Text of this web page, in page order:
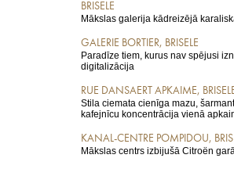
BRISELE
Mākslas galerija kādreizējā
GALERIE BORTIER, BRISELE
Paradīze tiem, kurus nav spējusi
digitalizācija
RUE DANSAERT APKAIME,
Stila ciemata cienīga mazu,
kafejnīcu koncentrācija vienā
KANAL-CENTRE POMPIDOU,
Mākslas centrs izbijušā Citroën